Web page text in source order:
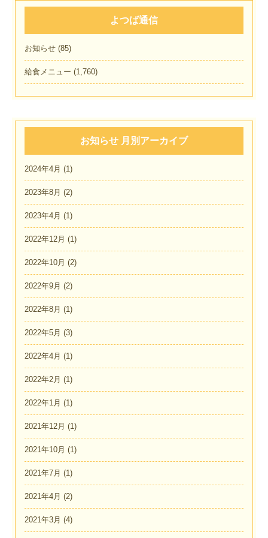
よつば通信
お知らせ (85)
給食メニュー (1,760)
お知らせ 月別アーカイブ
2024年4月 (1)
2023年8月 (2)
2023年4月 (1)
2022年12月 (1)
2022年10月 (2)
2022年9月 (2)
2022年8月 (1)
2022年5月 (3)
2022年4月 (1)
2022年2月 (1)
2022年1月 (1)
2021年12月 (1)
2021年10月 (1)
2021年7月 (1)
2021年4月 (2)
2021年3月 (4)